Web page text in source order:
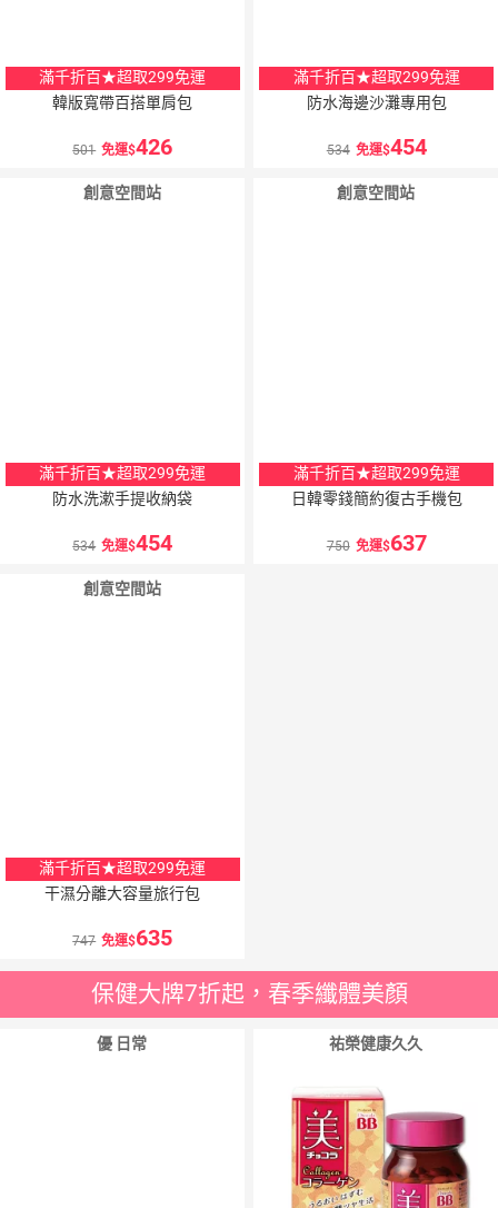
滿千折百★超取299免運
韓版寬帶百搭單肩包
501 免運 426
滿千折百★超取299免運
防水海邊沙灘專用包
534 免運 454
創意空間站
滿千折百★超取299免運
防水洗漱手提收納袋
534 免運 454
創意空間站
滿千折百★超取299免運
日韓零錢簡約復古手機包
750 免運 637
創意空間站
滿千折百★超取299免運
干濕分離大容量旅行包
747 免運 635
保健大牌7折起，春季纖體美顏
優 日常 祐榮健康久久